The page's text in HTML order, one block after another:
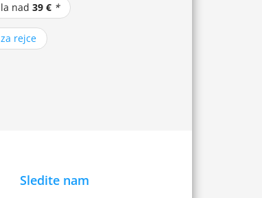
nad 39 € *
rejce
Sledite nam